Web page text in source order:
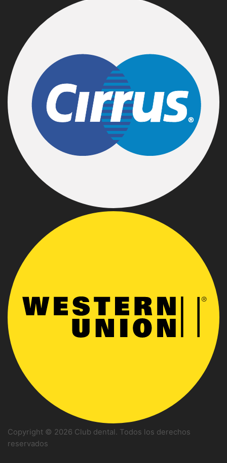
Copyright © 2026 Club dental. Todos los derechos
reservados